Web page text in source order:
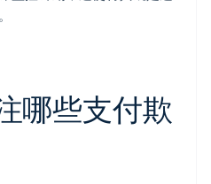
哪些支付欺